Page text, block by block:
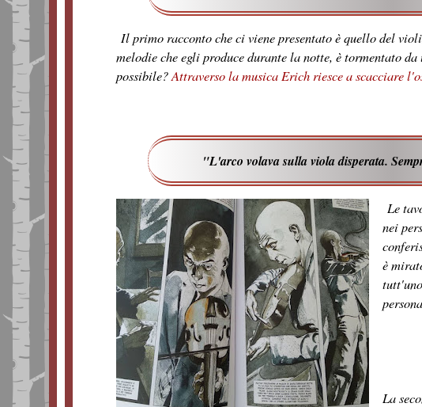
Il primo racconto che ci viene presentato è quello del
melodie che egli produce durante la notte, è tormentato
possibile?Attraverso la musica Erich riesce a scacciare
"L'arco volava sulla viola disperata.
Le
nei
è
La